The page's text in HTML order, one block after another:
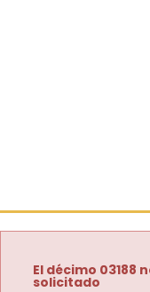
El décimo 03188
solicitado